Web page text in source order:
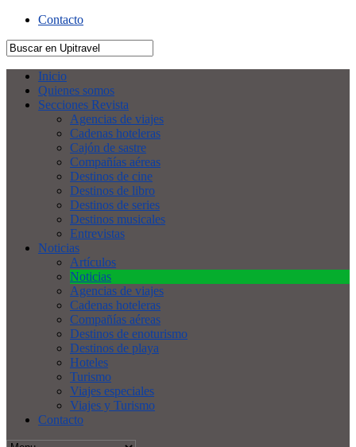
Contacto
Inicio
Quienes somos
Secciones Revista
Agencias de viajes
Cadenas hoteleras
Cajón de sastre
Compañías aéreas
Destinos de cine
Destinos de libro
Destinos de series
Destinos musicales
Entrevistas
Noticias
Artículos
Noticias
Agencias de viajes
Cadenas hoteleras
Compañías aéreas
Destinos de enoturismo
Destinos de playa
Hoteles
Turismo
Viajes especiales
Viajes y Turismo
Contacto